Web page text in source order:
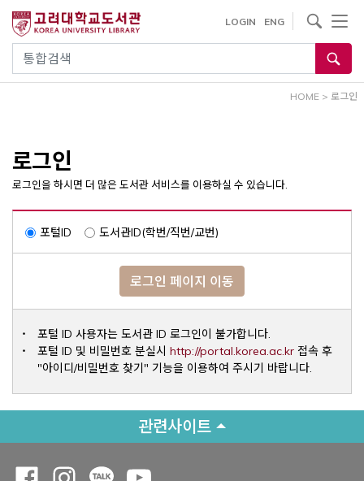
건
통합검색
LOGIN ENG
사이트내 검색
HOME > 로그인
로그인
로그인을 하시면 더 많은 도서관 서비스를 이용하실 수 있습니다.
포털ID 도서관ID(학번/직번/교번)
로그인 페이지 이동
포털 ID 사용자는 도서관 ID 로그인이 불가합니다.
포털 ID 및 비밀번호 분실시 http://portal.korea.ac.krOpens a
접속 후
"아이디/비밀번호 찾기" 기능을 이용하여 주시기 바랍니다.
관련사이트
Opens a new window
Opens a new window
Opens a new window